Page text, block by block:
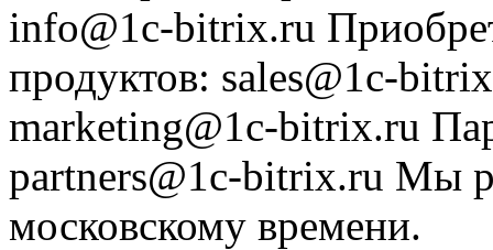
info@1c-bitrix.ru
продуктов: sales@1c-
marketing@1c-bitrix.ru
partners@1c-bitrix.ru Мы
московскому времени.